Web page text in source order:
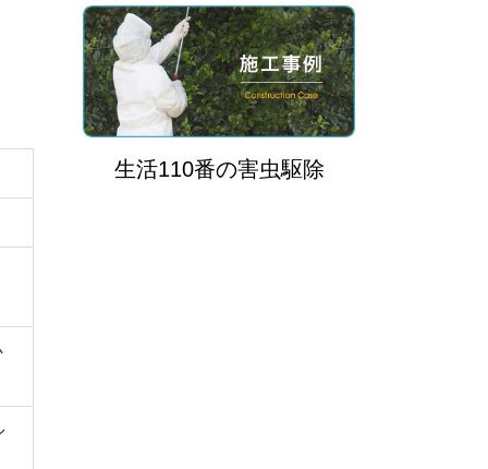
生活110番の害虫駆除